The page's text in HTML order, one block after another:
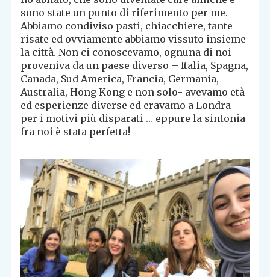
sono state un punto di riferimento per me.
Abbiamo condiviso pasti, chiacchiere, tante
risate ed ovviamente abbiamo vissuto insieme
la città. Non ci conoscevamo, ognuna di noi
proveniva da un paese diverso – Italia, Spagna,
Canada, Sud America, Francia, Germania,
Australia, Hong Kong e non solo- avevamo età
ed esperienze diverse ed eravamo a Londra
per i motivi più disparati … eppure la sintonia
fra noi è stata perfetta!